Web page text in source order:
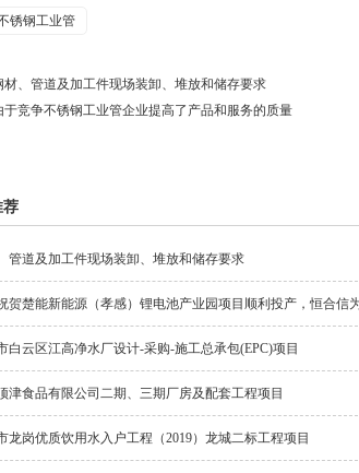
锈钢工业管
材、管道及加工件现场装卸、堆放和储存要求
于竞争不锈钢工业管企业提高了产品和服务的质量
荐
管道及加工件现场装卸、堆放和储存要求
贺楚能新能源（孝感）锂电池产业园项目顺利投产，恒合信
白云区江高净水厂设计-采购-施工总承包(EPC)项目
津食品有限公司二期、三期厂房及配套工程项目
龙岗优质饮用水入户工程（2019）龙城二标工程项目